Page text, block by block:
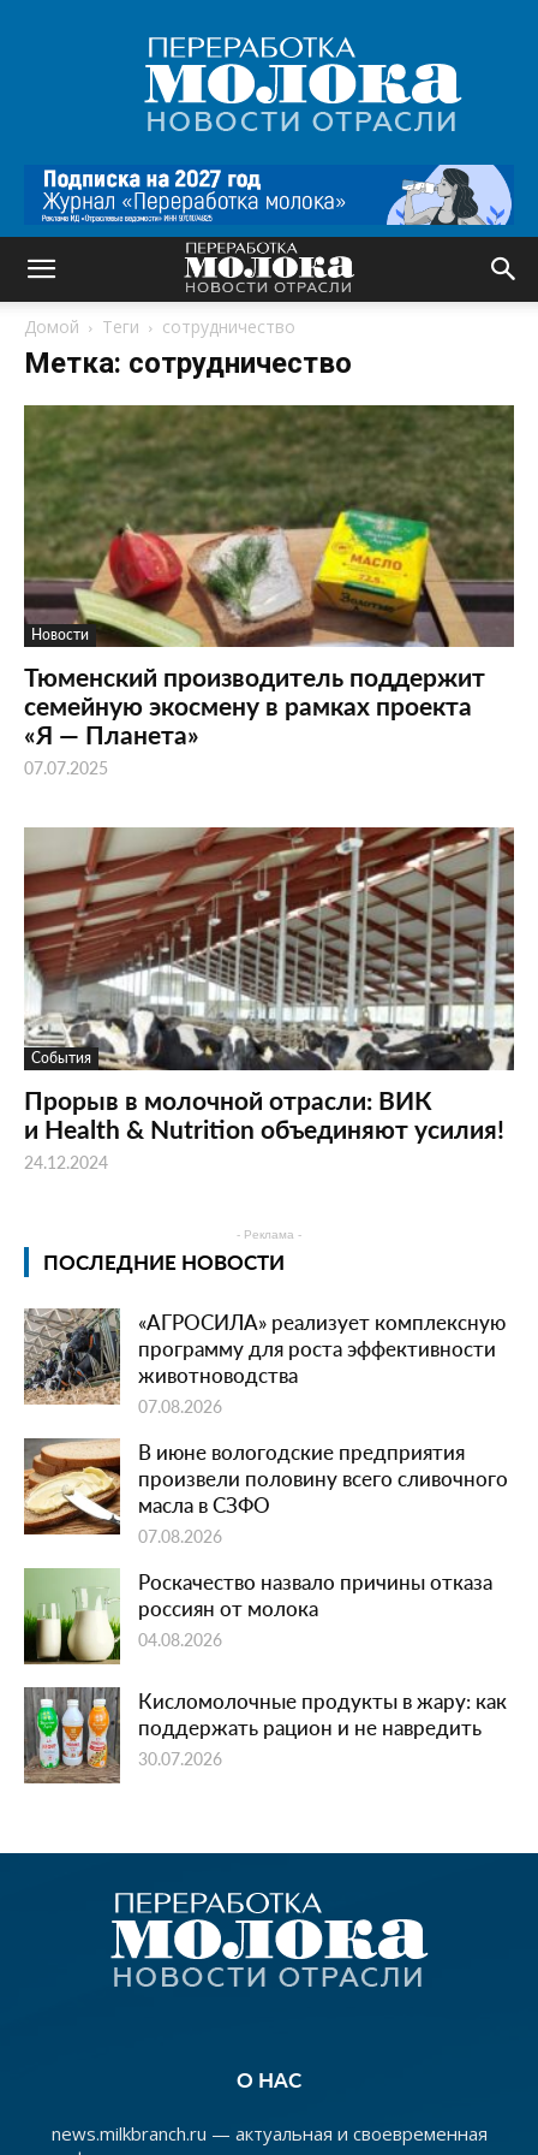
Переработка
молока
|
Новости
Домой Теги сотрудничество
Метка: сотрудничество
Новости
Тюменский производитель поддержит
семейную экосмену в рамках проекта
«Я — Планета»
07.07.2025
События
Прорыв в молочной отрасли: ВИК
и Health & Nutrition объединяют усилия!
24.12.2024
- Реклама -
ПОСЛЕДНИЕ НОВОСТИ
«АГРОСИЛА» реализует комплексную
программу для роста эффективности
животноводства
07.08.2026
В июне вологодские предприятия
произвели половину всего сливочного
масла в СЗФО
07.08.2026
Роскачество назвало причины отказа
россиян от молока
04.08.2026
Кисломолочные продукты в жару: как
поддержать рацион и не навредить
30.07.2026
О НАС
news.milkbranch.ru — актуальная и своевременная